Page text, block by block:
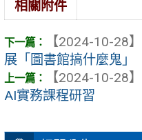
相關附件
【2024-10-28】
展「圖書館搞什麼鬼」
【2024-10-28】
AI實務課程研習